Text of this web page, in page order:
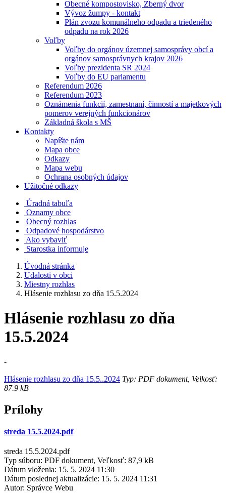
Obecné kompostovisko, Zberný dvor
Vývoz žumpy - kontakt
Plán zvozu komunálneho odpadu a triedeného
odpadu na rok 2026
Voľby
Voľby do orgánov územnej samosprávy obcí a
orgánov samosprávnych krajov 2026
Voľby prezidenta SR 2024
Voľby do EU parlamentu
Referendum 2026
Referendum 2023
Oznámenia funkcií, zamestnaní, činností a majetkových
pomerov verejných funkcionárov
Základná škola s MŠ
Kontakty
Napíšte nám
Mapa obce
Odkazy
Mapa webu
Ochrana osobných údajov
Užitočné odkazy
Úradná tabuľa
Oznamy obce
Obecný rozhlas
Odpadové hospodárstvo
Ako vybaviť
Starostka informuje
Úvodná stránka
Udalosti v obci
Miestny rozhlas
Hlásenie rozhlasu zo dňa 15.5.2024
Hlásenie rozhlasu zo dňa
15.5.2024
-
Hlásenie rozhlasu zo dňa 15.5..2024 Typ: PDF dokument, Velkosť:
87.9 kB
Prílohy
streda 15.5.2024.pdf
streda 15.5.2024.pdf
Typ súboru: PDF dokument, Veľkosť: 87,9 kB
Dátum vloženia: 15. 5. 2024 11:30
Dátum poslednej aktualizácie: 15. 5. 2024 11:31
Autor: Správce Webu